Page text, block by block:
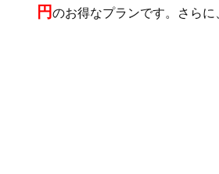
円のお得なプランです。さら